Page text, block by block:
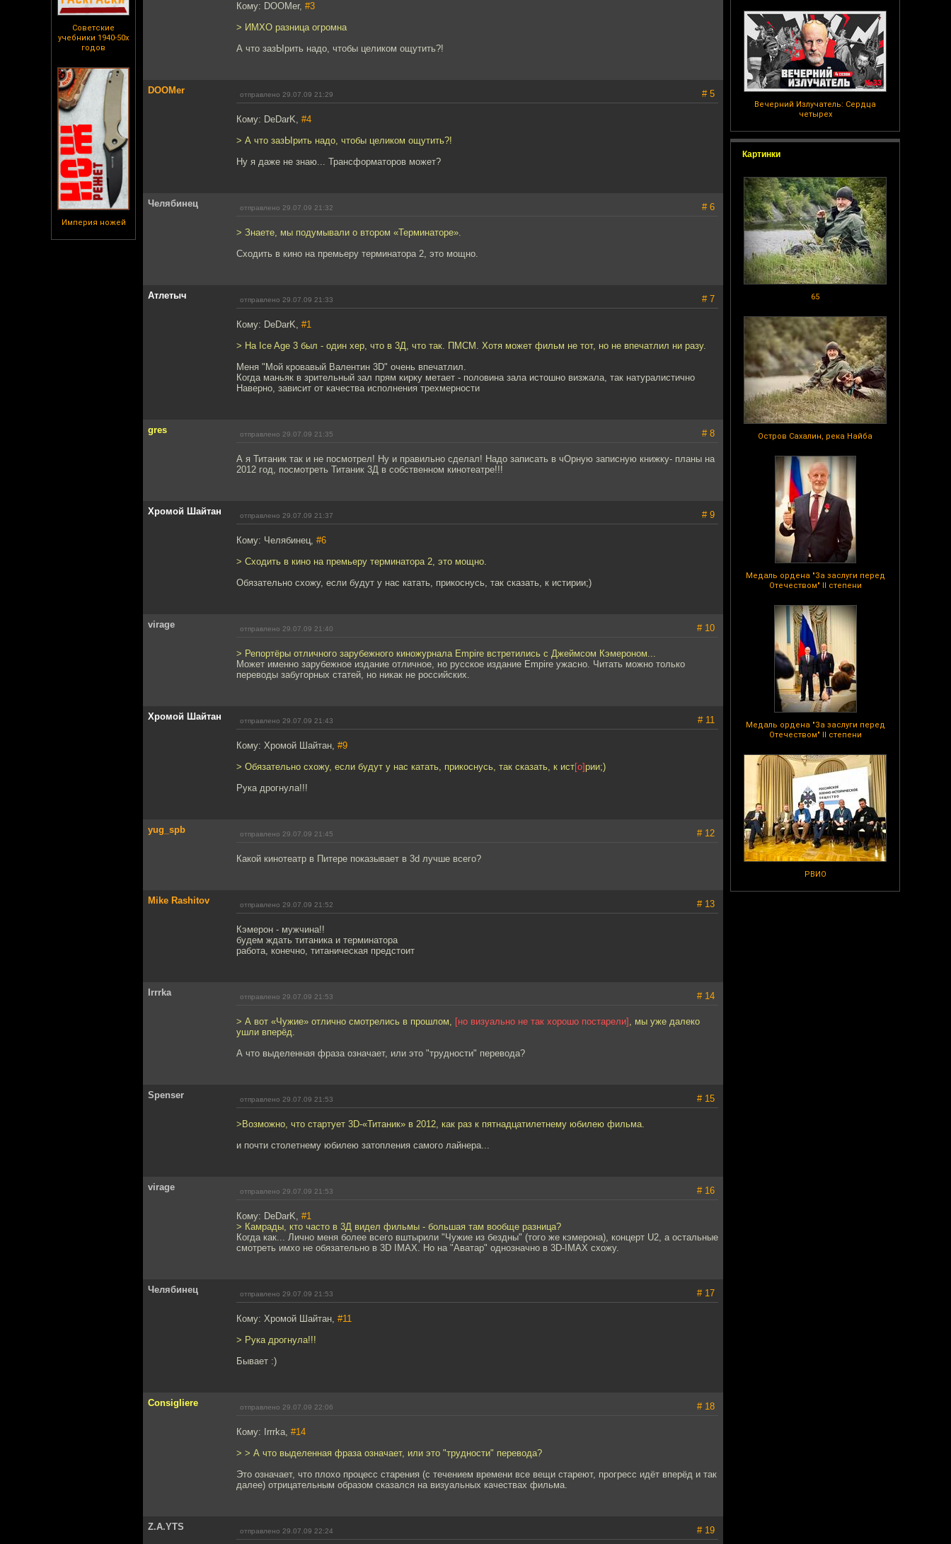
Советские
учебники 1940-50х
годов
Империя ножей
Вечерний Излучатель: Сердца
четырех
Картинки
65
Остров Сахалин, река Найба
Медаль ордена "За заслуги перед
Отечеством" II степени
Медаль ордена "За заслуги перед
Отечеством" II степени
РВИО
Кому: DOOMer, #3
> ИМХО разница огромна
А что зазЫрить надо, чтобы целиком ощутить?!
DOOMer отправлено 29.07.09 21:29 # 5
Кому: DeDarK, #4
> А что зазЫрить надо, чтобы целиком ощутить?!
Ну я даже не знаю... Трансформаторов может?
Челябинец отправлено 29.07.09 21:32 # 6
> Знаете, мы подумывали о втором «Терминаторе».
Сходить в кино на премьеру терминатора 2, это мощно.
Атлетыч отправлено 29.07.09 21:33 # 7
Кому: DeDarK, #1
> На Ice Age 3 был - один хер, что в 3Д, что так. ПМСМ. Хотя может фильм не тот, но не впечатлил ни разу.
Меня "Мой кровавый Валентин 3D" очень впечатлил.
Когда маньяк в зрительный зал прям кирку метает - половина зала истошно визжала, так натуралистично
Наверно, зависит от качества исполнения трехмерности
gres отправлено 29.07.09 21:35 # 8
А я Титаник так и не посмотрел! Ну и правильно сделал! Надо записать в чОрную записную книжку- планы на
2012 год, посмотреть Титаник 3Д в собственном кинотеатре!!!
Хромой Шайтан отправлено 29.07.09 21:37 # 9
Кому: Челябинец, #6
> Сходить в кино на премьеру терминатора 2, это мощно.
Обязательно схожу, если будут у нас катать, прикоснусь, так сказать, к истирии;)
virage отправлено 29.07.09 21:40 # 10
> Репортёры отличного зарубежного киножурнала Empire встретились с Джеймсом Кэмероном...
Может именно зарубежное издание отличное, но русское издание Empire ужасно. Читать можно только
переводы забугорных статей, но никак не российских.
Хромой Шайтан отправлено 29.07.09 21:43 # 11
Кому: Хромой Шайтан, #9
> Обязательно схожу, если будут у нас катать, прикоснусь, так сказать, к ист[о]рии;)
Рука дрогнула!!!
yug_spb отправлено 29.07.09 21:45 # 12
Какой кинотеатр в Питере показывает в 3d лучше всего?
Mike Rashitov отправлено 29.07.09 21:52 # 13
Кэмерон - мужчина!!
будем ждать титаника и терминатора
работа, конечно, титаническая предстоит
Irrrka отправлено 29.07.09 21:53 # 14
> А вот «Чужие» отлично смотрелись в прошлом, [но визуально не так хорошо постарели] , мы уже далеко
ушли вперёд.
А что выделенная фраза означает, или это "трудности" перевода?
Spenser отправлено 29.07.09 21:53 # 15
>Возможно, что стартует 3D-«Титаник» в 2012, как раз к пятнадцатилетнему юбилею фильма.
и почти столетнему юбилею затопления самого лайнера...
virage отправлено 29.07.09 21:53 # 16
Кому: DeDarK, #1
> Камрады, кто часто в 3Д видел фильмы - большая там вообще разница?
Когда как... Лично меня более всего вштырили "Чужие из бездны" (того же кэмерона), концерт U2, а остальные
смотреть имхо не обязательно в 3D IMAX. Но на "Аватар" однозначно в 3D-IMAX схожу.
Челябинец отправлено 29.07.09 21:53 # 17
Кому: Хромой Шайтан, #11
> Рука дрогнула!!!
Бывает :)
Consigliere отправлено 29.07.09 22:06 # 18
Кому: Irrrka, #14
> > А что выделенная фраза означает, или это "трудности" перевода?
Это означает, что плохо процесс старения (с течением времени все вещи стареют, прогресс идёт вперёд и так
далее) отрицательным образом сказался на визуальных качествах фильма.
Z.A.YTS отправлено 29.07.09 22:24 # 19